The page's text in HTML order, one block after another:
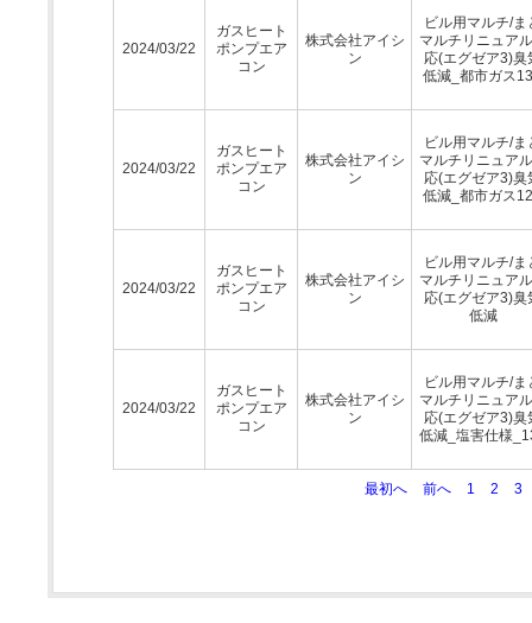
2024/03/22
ガスヒート
ポンプエア
コン
株式会社アイシ
ン
ビル用マルチ/ま
マルチリニュア
応(エグゼア3)臭
低減_都市ガス
2024/03/22
ガスヒート
ポンプエア
コン
株式会社アイシ
ン
ビル用マルチ/ま
マルチリニュア
応(エグゼア3)臭
低減_都市ガス
2024/03/22
ガスヒート
ポンプエア
コン
株式会社アイシ
ン
ビル用マルチ/ま
マルチリニュア
応(エグゼア3)臭
低減
2024/03/22
ガスヒート
ポンプエア
コン
株式会社アイシ
ン
ビル用マルチ/ま
マルチリニュア
応(エグゼア3)臭
低減_塩害仕様
最初へ 前へ 1 2 3